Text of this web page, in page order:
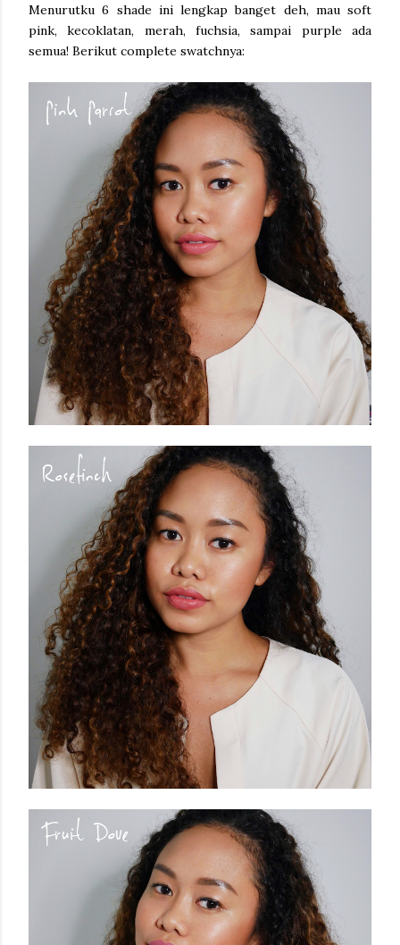
Menurutku 6 shade ini lengkap banget deh, mau soft
pink, kecoklatan, merah, fuchsia, sampai purple ada
semua! Berikut complete swatchnya: